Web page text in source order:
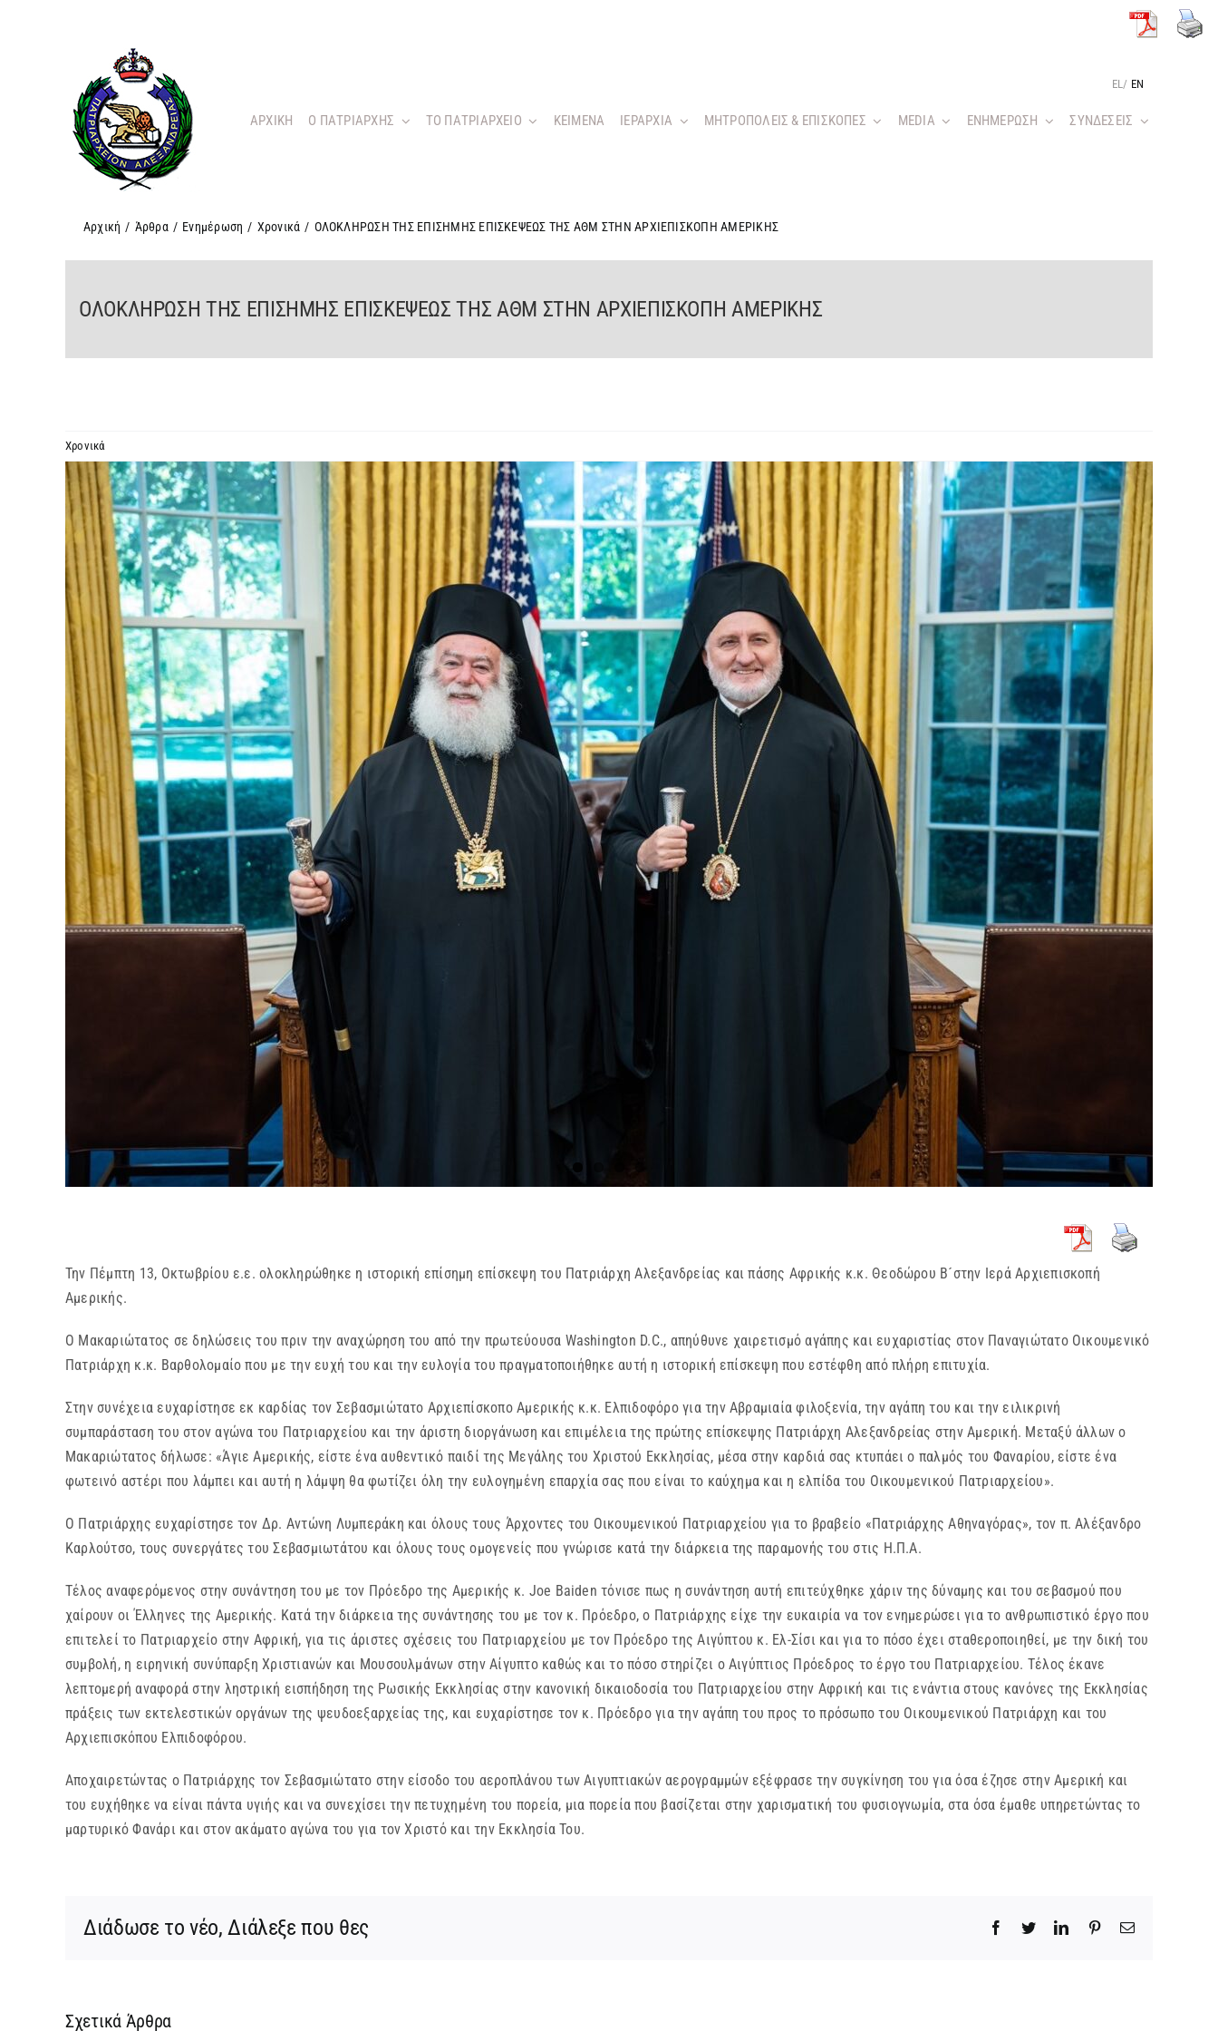
EL / EN
ΑΡΧΙΚΗ O ΠΑΤΡΙΑΡΧΗΣ ΤΟ ΠΑΤΡΙΑΡΧΕΙΟ KEIMENA ΙΕΡΑΡΧΙΑ ΜΗΤΡΟΠΟΛΕΙΣ & ΕΠΙΣΚΟΠΕΣ MEDIA ΕΝΗΜΕΡΩΣΗ ΣΥΝΔΕΣΕΙΣ
Αρχική / Άρθρα / Ενημέρωση / Χρονικά / ΟΛΟΚΛΗΡΩΣΗ ΤΗΣ ΕΠΙΣΗΜΗΣ ΕΠΙΣΚΕΨΕΩΣ ΤΗΣ ΑΘΜ ΣΤΗΝ ΑΡΧΙΕΠΙΣΚΟΠΗ ΑΜΕΡΙΚΗΣ
ΟΛΟΚΛΗΡΩΣΗ ΤΗΣ ΕΠΙΣΗΜΗΣ ΕΠΙΣΚΕΨΕΩΣ ΤΗΣ ΑΘΜ ΣΤΗΝ ΑΡΧΙΕΠΙΣΚΟΠΗ ΑΜΕΡΙΚΗΣ
Χρονικά
Προβολή
μεγαλύτερης
εικόνας
Την Πέμπτη 13, Οκτωβρίου ε.ε. ολοκληρώθηκε η ιστορική επίσημη επίσκεψη του Πατριάρχη Αλεξανδρείας και πάσης Αφρικής κ.κ. Θεοδώρου Β´στην Ιερά Αρχιεπισκοπή
Αμερικής.
Ο Μακαριώτατος σε δηλώσεις του πριν την αναχώρηση του από την πρωτεύουσα Washington D.C., απηύθυνε χαιρετισμό αγάπης και ευχαριστίας στον Παναγιώτατο Οικουμενικό
Πατριάρχη κ.κ. Βαρθολομαίο που με την ευχή του και την ευλογία του πραγματοποιήθηκε αυτή η ιστορική επίσκεψη που εστέφθη από πλήρη επιτυχία.
Στην συνέχεια ευχαρίστησε εκ καρδίας τον Σεβασμιώτατο Αρχιεπίσκοπο Αμερικής κ.κ. Ελπιδοφόρο για την Αβραμιαία φιλοξενία, την αγάπη του και την ειλικρινή
συμπαράσταση του στον αγώνα του Πατριαρχείου και την άριστη διοργάνωση και επιμέλεια της πρώτης επίσκεψης Πατριάρχη Αλεξανδρείας στην Αμερική. Μεταξύ άλλων ο
Μακαριώτατος δήλωσε: «Άγιε Αμερικής, είστε ένα αυθεντικό παιδί της Μεγάλης του Χριστού Εκκλησίας, μέσα στην καρδιά σας κτυπάει ο παλμός του Φαναρίου, είστε ένα
φωτεινό αστέρι που λάμπει και αυτή η λάμψη θα φωτίζει όλη την ευλογημένη επαρχία σας που είναι το καύχημα και η ελπίδα του Οικουμενικού Πατριαρχείου».
Ο Πατριάρχης ευχαρίστησε τον Δρ. Αντώνη Λυμπεράκη και όλους τους Άρχοντες του Οικουμενικού Πατριαρχείου για το βραβείο «Πατριάρχης Αθηναγόρας», τον π. Αλέξανδρο
Καρλούτσο, τους συνεργάτες του Σεβασμιωτάτου και όλους τους ομογενείς που γνώρισε κατά την διάρκεια της παραμονής του στις Η.Π.Α.
Τέλος αναφερόμενος στην συνάντηση του με τον Πρόεδρο της Αμερικής κ. Joe Baiden τόνισε πως η συνάντηση αυτή επιτεύχθηκε χάριν της δύναμης και του σεβασμού που
χαίρουν οι Έλληνες της Αμερικής. Κατά την διάρκεια της συνάντησης του με τον κ. Πρόεδρο, ο Πατριάρχης είχε την ευκαιρία να τον ενημερώσει για το ανθρωπιστικό έργο που
επιτελεί το Πατριαρχείο στην Αφρική, για τις άριστες σχέσεις του Πατριαρχείου με τον Πρόεδρο της Αιγύπτου κ. Ελ-Σίσι και για το πόσο έχει σταθεροποιηθεί, με την δική του
συμβολή, η ειρηνική συνύπαρξη Χριστιανών και Μουσουλμάνων στην Αίγυπτο καθώς και το πόσο στηρίζει ο Αιγύπτιος Πρόεδρος το έργο του Πατριαρχείου. Τέλος έκανε
λεπτομερή αναφορά στην ληστρική εισπήδηση της Ρωσικής Εκκλησίας στην κανονική δικαιοδοσία του Πατριαρχείου στην Αφρική και τις ενάντια στους κανόνες της Εκκλησίας
πράξεις των εκτελεστικών οργάνων της ψευδοεξαρχείας της, και ευχαρίστησε τον κ. Πρόεδρο για την αγάπη του προς το πρόσωπο του Οικουμενικού Πατριάρχη και του
Αρχιεπισκόπου Ελπιδοφόρου.
Αποχαιρετώντας ο Πατριάρχης τον Σεβασμιώτατο στην είσοδο του αεροπλάνου των Αιγυπτιακών αερογραμμών εξέφρασε την συγκίνηση του για όσα έζησε στην Αμερική και
του ευχήθηκε να είναι πάντα υγιής και να συνεχίσει την πετυχημένη του πορεία, μια πορεία που βασίζεται στην χαρισματική του φυσιογνωμία, στα όσα έμαθε υπηρετώντας το
μαρτυρικό Φανάρι και στον ακάματο αγώνα του για τον Χριστό και την Εκκλησία Του.
Διάδωσε το νέο, Διάλεξε που θες Facebook
TwitterLinkedInPinterestEmail
Σχετικά Άρθρα